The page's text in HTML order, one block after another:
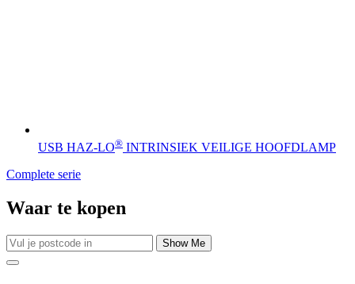
USB HAZ-LO® INTRINSIEK VEILIGE HOOFDLAMP
Complete serie
Waar te kopen
Show Me